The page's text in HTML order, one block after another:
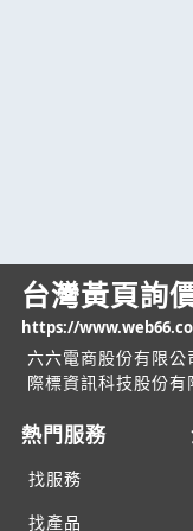
台灣黃頁詢
https://
六六電商股份有限
際標資訊科技股份
熱門服務
找服務
找產品